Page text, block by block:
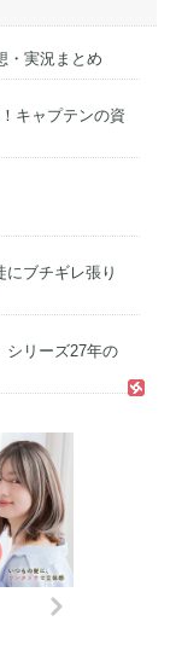
・実況まとめ
キャプテンの資
にブチギレ張り
シリーズ27年の